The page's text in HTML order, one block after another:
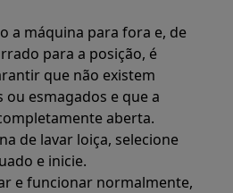
a máquina para fora e, de
para a posição, é
que não existem
esmagados e que a
aberta.
de lavar loiça, selecione
e inicie.
e funcionar normalmente,